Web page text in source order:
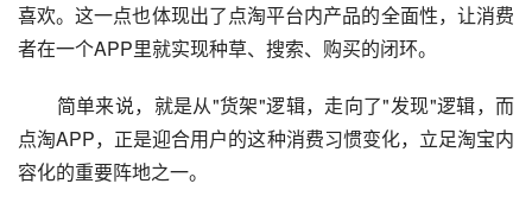
喜欢。这一点也体现出了点淘平台内产品的全面性，让消费
者在一个APP里就实现种草、搜索、购买的闭环。
简单来说，就是从"货架"逻辑，走向了"发现"逻辑，而
点淘APP，正是迎合用户的这种消费习惯变化，立足淘宝内
容化的重要阵地之一。